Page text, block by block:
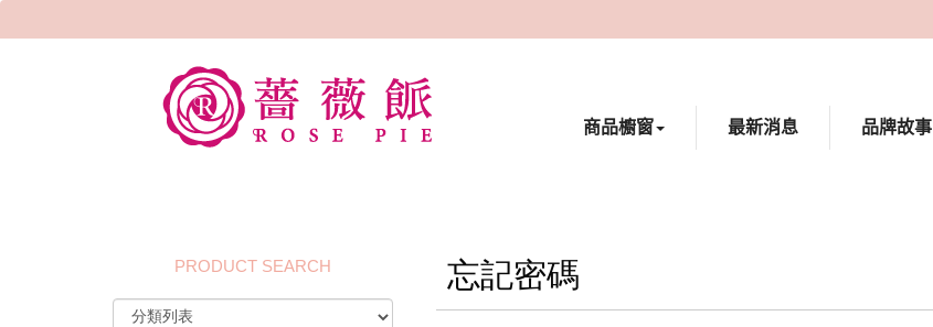
商品櫥窗 最新消息 品牌故事
PRODUCT SEARCH 忘記密碼